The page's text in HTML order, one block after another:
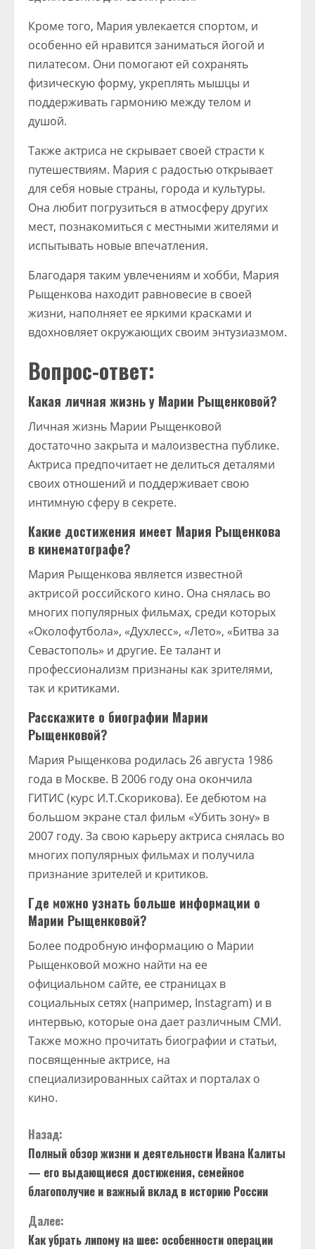
Кроме того, Мария увлекается спортом, и
особенно ей нравится заниматься йогой и
пилатесом. Они помогают ей сохранять
физическую форму, укреплять мышцы и
поддерживать гармонию между телом и
душой.
Также актриса не скрывает своей страсти к
путешествиям. Мария с радостью открывает
для себя новые страны, города и культуры.
Она любит погрузиться в атмосферу других
мест, познакомиться с местными жителями и
испытывать новые впечатления.
Благодаря таким увлечениям и хобби, Мария
Рыщенкова находит равновесие в своей
жизни, наполняет ее яркими красками и
вдохновляет окружающих своим энтузиазмом.
Вопрос-ответ:
Какая личная жизнь у Марии Рыщенковой?
Личная жизнь Марии Рыщенковой
достаточно закрыта и малоизвестна публике.
Актриса предпочитает не делиться деталями
своих отношений и поддерживает свою
интимную сферу в секрете.
Какие достижения имеет Мария Рыщенкова
в кинематографе?
Мария Рыщенкова является известной
актрисой российского кино. Она снялась во
многих популярных фильмах, среди которых
«Околофутбола», «Духлесс», «Лето», «Битва за
Севастополь» и другие. Ее талант и
профессионализм признаны как зрителями,
так и критиками.
Расскажите о биографии Марии
Рыщенковой?
Мария Рыщенкова родилась 26 августа 1986
года в Москве. В 2006 году она окончила
ГИТИС (курс И.Т.Скорикова). Ее дебютом на
большом экране стал фильм «Убить зону» в
2007 году. За свою карьеру актриса снялась во
многих популярных фильмах и получила
признание зрителей и критиков.
Где можно узнать больше информации о
Марии Рыщенковой?
Более подробную информацию о Марии
Рыщенковой можно найти на ее
официальном сайте, ее страницах в
социальных сетях (например, Instagram) и в
интервью, которые она дает различным СМИ.
Также можно прочитать биографии и статьи,
посвященные актрисе, на
специализированных сайтах и порталах о
кино.
П
р
о
д
Назад:
Полный обзор жизни и деятельности Ивана Калиты
— его выдающиеся достижения, семейное
благополучие и важный вклад в историю России
Далее:
Как убрать липому на шее: особенности операции